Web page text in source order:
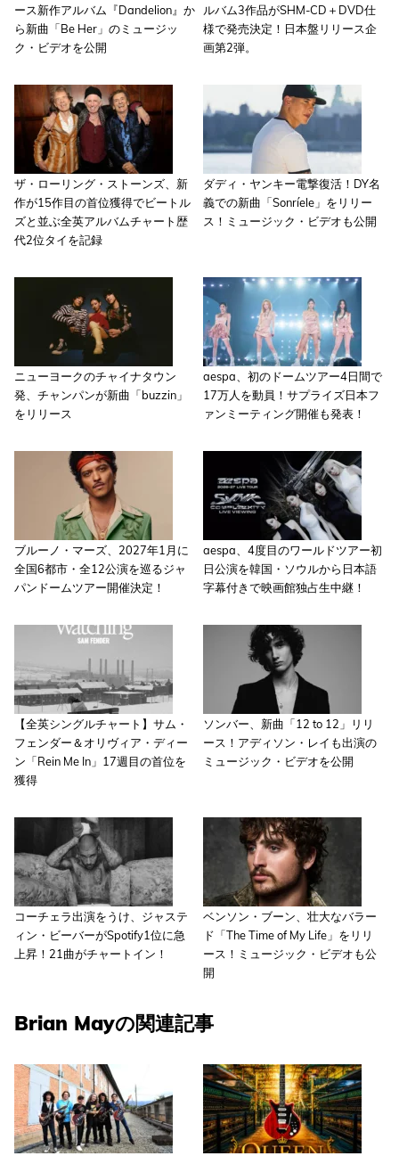
ース新作アルバム『Dandelion』か
ら新曲「Be Her」のミュージッ
ク・ビデオを公開
ルバム3作品がSHM-CD＋DVD仕
様で発売決定！日本盤リリース企
画第2弾。
ザ・ローリング・ストーンズ、新
作が15作目の首位獲得でビートル
ズと並ぶ全英アルバムチャート歴
代2位タイを記録
ダディ・ヤンキー電撃復活！DY名
義での新曲「Sonríele」をリリー
ス！ミュージック・ビデオも公開
ニューヨークのチャイナタウン
発、チャンパンが新曲「buzzin」
をリリース
aespa、初のドームツアー4日間で
17万人を動員！サプライズ日本フ
ァンミーティング開催も発表！
ブルーノ・マーズ、2027年1月に
全国6都市・全12公演を巡るジャ
パンドームツアー開催決定！
aespa、4度目のワールドツアー初
日公演を韓国・ソウルから日本語
字幕付きで映画館独占生中継！
【全英シングルチャート】サム・
フェンダー＆オリヴィア・ディー
ン「Rein Me In」17週目の首位を
獲得
ソンバー、新曲「12 to 12」リリ
ース！アディソン・レイも出演の
ミュージック・ビデオを公開
コーチェラ出演をうけ、ジャステ
ィン・ビーバーがSpotify1位に急
上昇！21曲がチャートイン！
ベンソン・ブーン、壮大なバラー
ド「The Time of My Life」をリリ
ース！ミュージック・ビデオも公
開
Brian Mayの関連記事